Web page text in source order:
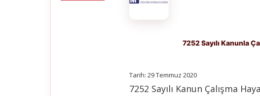
7252 Sayılı Kanunla
Tarih: 29 Temmuz 2020
7252 Sayılı Kanun Çalışma